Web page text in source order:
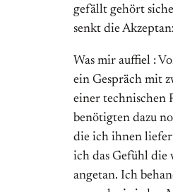
gefällt gehört
senkt die
Was mir auffiel :
ein Gespräch mit
einer technischen
benötigten dazu
die ich ihnen
ich das Gefühl die
angetan. Ich